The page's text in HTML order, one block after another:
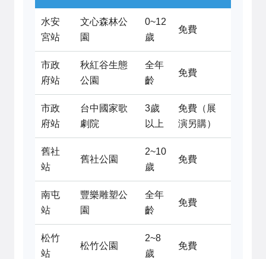
水安
宮站
文心森林公
園
0~12
歲
免費
市政
府站
秋紅谷生態
公園
全年
齡
免費
市政
府站
台中國家歌
劇院
3歲
以上
免費（展
演另購）
舊社
站
舊社公園
2~10
歲
免費
南屯
站
豐樂雕塑公
園
全年
齡
免費
松竹
站
松竹公園
2~8
歲
免費